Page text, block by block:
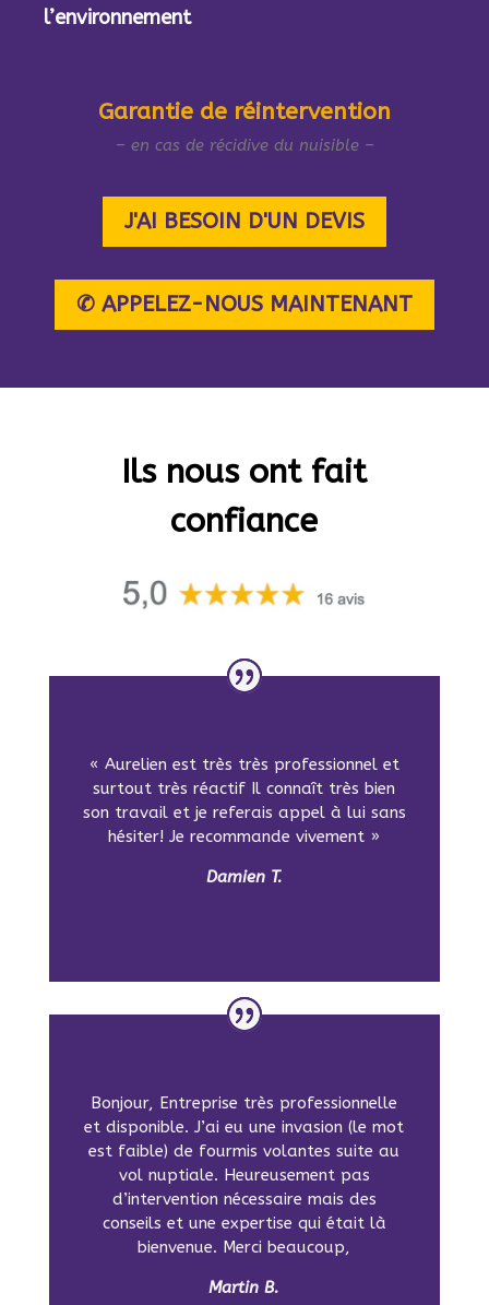
l’environnement
Garantie de réintervention
– en cas de récidive du nuisible –
J'AI BESOIN D'UN DEVIS
✆ APPELEZ-NOUS MAINTENANT
Ils nous ont fait
confiance
« Aurelien est très très professionnel et
surtout très réactif Il connaît très bien
son travail et je referais appel à lui sans
hésiter! Je recommande vivement »
Damien T.
Bonjour, Entreprise très professionnelle
et disponible. J’ai eu une invasion (le mot
est faible) de fourmis volantes suite au
vol nuptiale. Heureusement pas
d’intervention nécessaire mais des
conseils et une expertise qui était là
bienvenue. Merci beaucoup,
Martin B.